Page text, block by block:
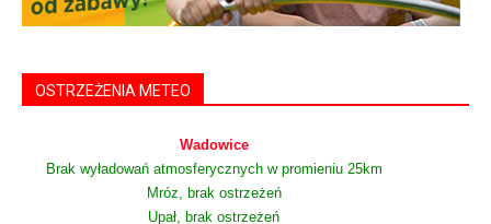
OSTRZEŻENIA METEO
Wadowice
Brak wyładowań atmosferycznych w promieniu 25km
Mróz, brak ostrzeżeń
Upał, brak ostrzeżeń